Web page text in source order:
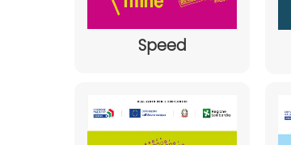
Speed